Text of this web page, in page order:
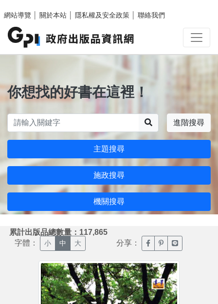
網站導覽
關於本站 隱私權及安全政策 聯絡我們
你想找的好書在這裡！
進階搜尋
主題搜尋
施政搜尋
機關搜尋
累計出版品總數量：117,865
字體： 小 中 大 分享： 臉書分享(另開新視窗)
噗浪分享(另開新
Line分享(另